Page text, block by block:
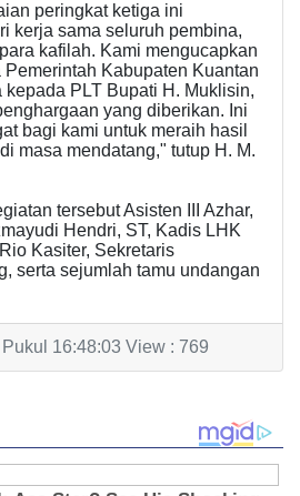
peringkat ketiga ini
kerja sama seluruh pembina,
kafilah. Kami mengucapkan
Kabupaten Kuantan
PLT Bupati H. Muklisin,
yang diberikan. Ini
bagi kami untuk meraih hasil
masa mendatang," tutup H. M.
tersebut Asisten III Azhar,
Hendri, ST, Kadis LHK
Kasiter, Sekretaris
serta sejumlah tamu undangan
16:48:03 View : 769